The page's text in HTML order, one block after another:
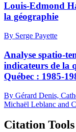
Louis-Edmond
la géographie
By Serge Payette
Analyse spatio-
indicateurs de la
Québec : 1985-
By Gérard Denis,
Michaël Leblanc and
Citation Tools